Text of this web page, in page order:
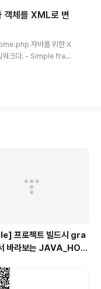
체를 XML로 변
자바를 위한 X
워크다. - Simple fram
- Extremely rapi
프로젝트 빌드시 gra
바라보는 JAVA_HOM